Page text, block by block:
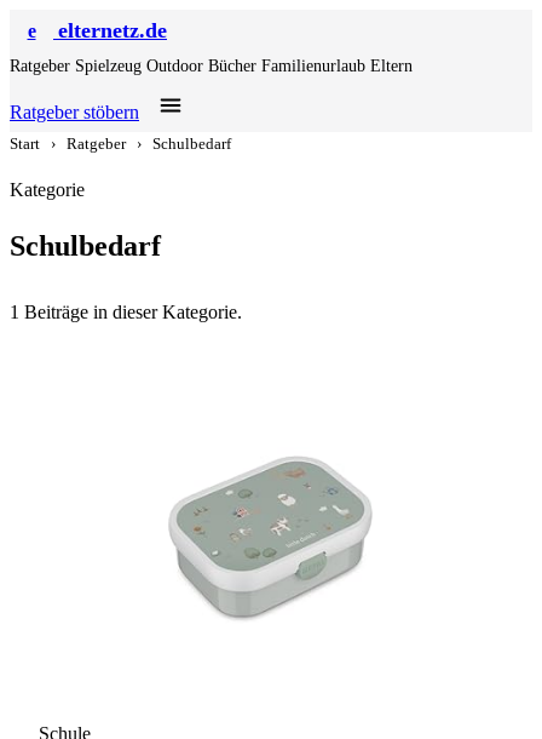
e elternetz.de
Ratgeber Spielzeug Outdoor Bücher Familienurlaub Eltern
Ratgeber stöbern
Start › Ratgeber › Schulbedarf
Kategorie
Schulbedarf
1 Beiträge in dieser Kategorie.
Schule